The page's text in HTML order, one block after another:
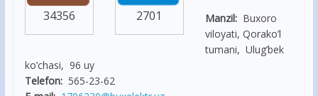
34356 2701
Manzil:Buxoro
viloyati, Qorako’l
tumani, Ulug’bek
ko’chasi, 96 uy
Telefon:565-23-62